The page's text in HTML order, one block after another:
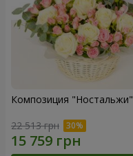
Композиция "Ностальжи"
22 513 грн